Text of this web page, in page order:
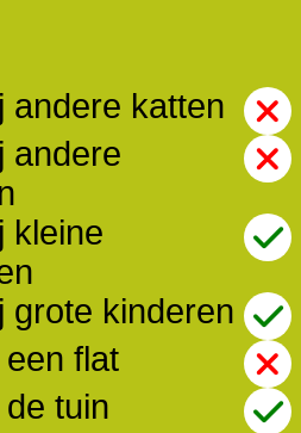
andere katten
andere
kleine
grote kinderen
flat
tuin